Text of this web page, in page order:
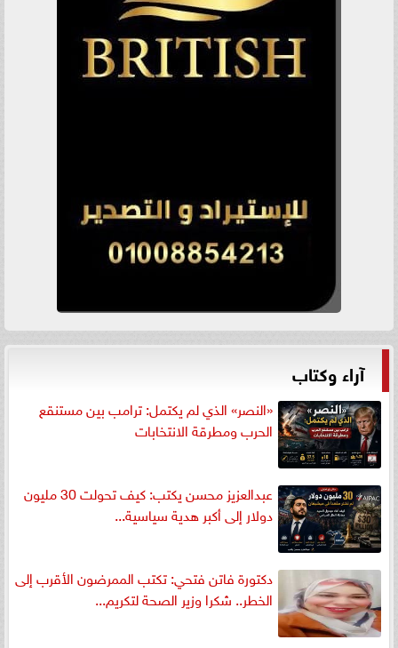
آراء وكتاب
«النصر» الذي لم يكتمل: ترامب بين مستنقع
الحرب ومطرقة الانتخابات
عبدالعزيز محسن يكتب: كيف تحولت 30 مليون
دولار إلى أكبر هدية سياسية...
دكتورة فاتن فتحي: تكتب الممرضون الأقرب إلى
الخطر.. شكرا وزير الصحة لتكريم...